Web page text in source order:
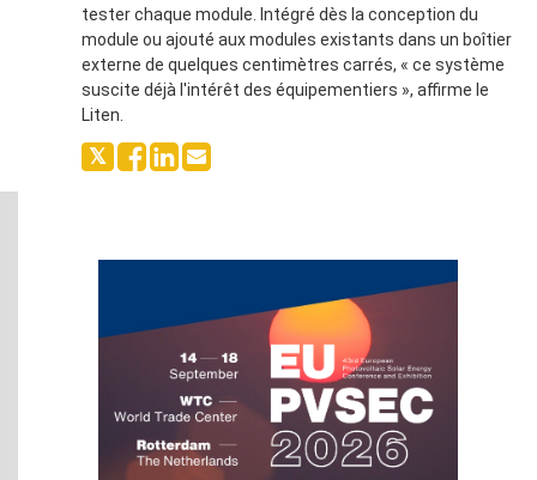
tester chaque module. Intégré dès la conception du
module ou ajouté aux modules existants dans un boîtier
externe de quelques centimètres carrés, « ce système
suscite déjà l'intérêt des équipementiers », affirme le
Liten.